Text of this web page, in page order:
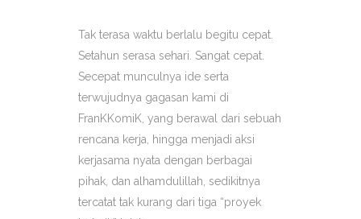
Tak terasa waktu berlalu begitu cepat.
Setahun serasa sehari. Sangat cepat.
Secepat munculnya ide serta
terwujudnya gagasan kami di
FranKKomiK, yang berawal dari sebuah
rencana kerja, hingga menjadi aksi
kerjasama nyata dengan berbagai
pihak, dan alhamdulillah, sedikitnya
tercatat tak kurang dari tiga “proyek